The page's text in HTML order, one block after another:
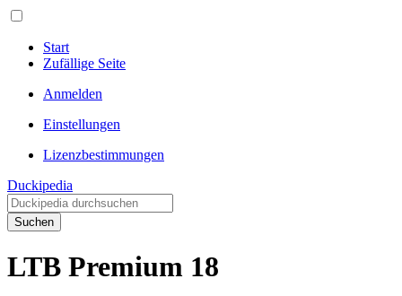
Start
Zufällige Seite
Anmelden
Einstellungen
Lizenzbestimmungen
Duckipedia
Suchen
LTB Premium 18